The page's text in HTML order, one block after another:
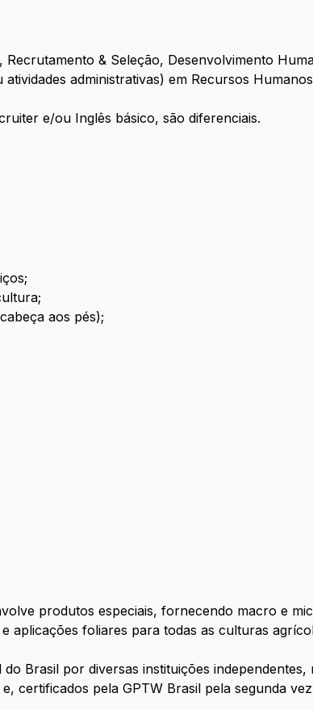
& Seleção, Desenvolvimento
administrativas) em Recursos
e/ou Inglês básico, são diferenciais.
aos pés);
produtos especiais, fornecendo macro e
aplicações foliares para todas as culturas
Brasil por diversas instituições
certificados pela GPTW Brasil pela segunda